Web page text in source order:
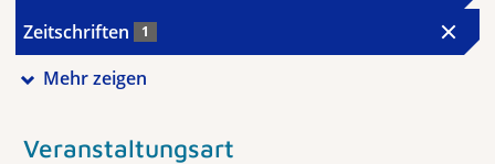
Zeitschriften 1
Mehr zeigen
Veranstaltungsart